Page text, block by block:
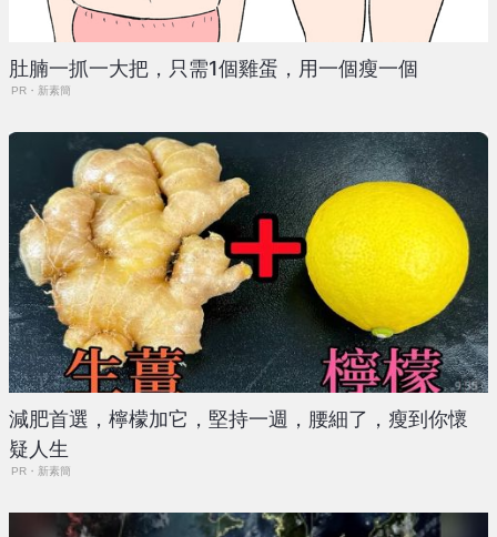
肚腩一抓一大把，只需1個雞蛋，用一個瘦一個
PR・新素簡
減肥首選，檸檬加它，堅持一週，腰細了，瘦到你懷
疑人生
PR・新素簡